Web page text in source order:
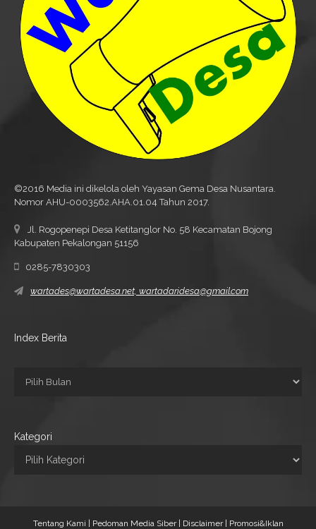
©2016 Media ini dikelola oleh Yayasan Gema Desa Nusantara.
Nomor AHU-0003562.AHA.01.04 Tahun 2017.
Jl. Rogopenepi Desa Ketitanglor No. 58 Kecamatan Bojong
Kabupaten Pekalongan 51156
0285-7830303
wartades@wartadesa.net, wartadaridesa@gmail.com
Index Berita
Kategori
Tentang Kami | Pedoman Media Siber | Disclaimer | Promosi&Iklan